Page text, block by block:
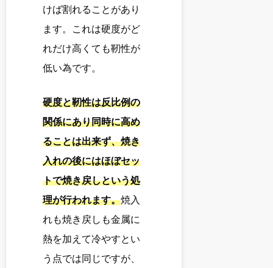
けば割れることがあり
ます。これは硬度がど
れだけ高くても靭性が
低い為です。
硬度と靭性は反比例の
関係にあり同時に高め
ることは出来ず、焼き
入れの後にはほぼセッ
トで焼き戻しという処
理が行われます。焼入
れも焼き戻しも金属に
熱を加えて冷やすとい
う点では同じですが、